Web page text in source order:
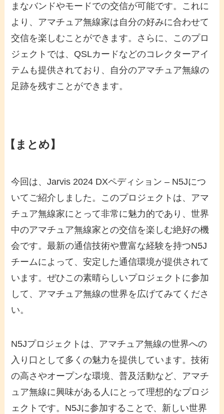
まなバンドやモードでの交信が可能です。これに
より、アマチュア無線家は自分の好みに合わせて
交信を楽しむことができます。さらに、このプロ
ジェクトでは、QSLカードなどのコレクターアイ
テムも提供されており、自分のアマチュア無線の
足跡を残すことができます。
【まとめ】
今回は、Jarvis 2024 DXペディション – N5Jにつ
いてご紹介しました。このプロジェクトは、アマ
チュア無線家にとって非常に魅力的であり、世界
中のアマチュア無線家との交信を楽しむ絶好の機
会です。最新の通信技術や豊富な経験を持つN5J
チームによって、安定した通信環境が提供されて
います。ぜひこの素晴らしいプロジェクトに参加
して、アマチュア無線の世界を広げてみてくださ
い。
N5Jプロジェクトは、アマチュア無線の世界への
入り口として多くの魅力を提供しています。技術
の高さやオープンな環境、普及活動など、アマチ
ュア無線に興味がある人にとって理想的なプロジ
ェクトです。N5Jに参加することで、新しい世界